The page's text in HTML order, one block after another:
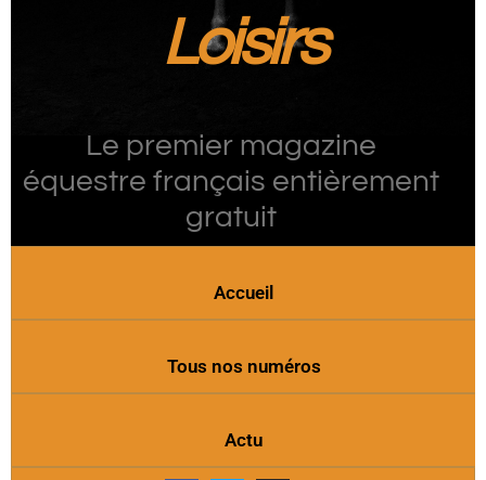
Loisirs
Le premier magazine
équestre français entièrement
gratuit
Accueil
Tous nos numéros
Actu